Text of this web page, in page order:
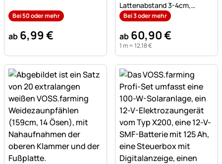
Bei 50 oder mehr
ab 6,99€
Lattenabstand 3-4cm,
Gartenzaun aus Haselnuss,
Bei 3 oder mehr
ab 60,90€
1 m =12,18€